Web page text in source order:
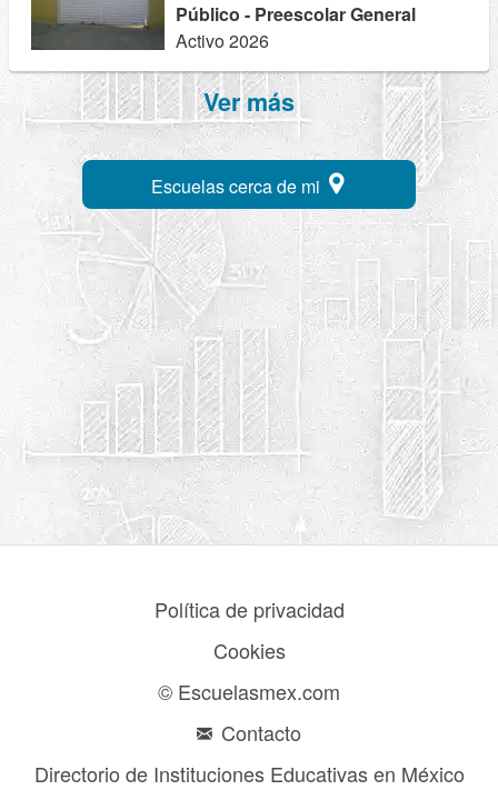
Público - Preescolar General
Activo 2026
Ver más
Escuelas cerca de mi
Política de privacidad
Cookies
© Escuelasmex.com
Contacto
Directorio de Instituciones Educativas en México